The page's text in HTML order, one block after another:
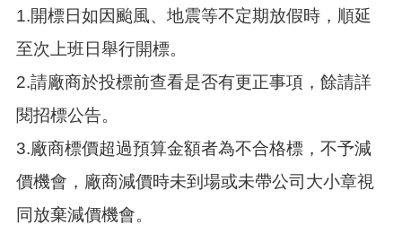
1.開標日如因颱風、地震等不定期放假時，順延
至次上班日舉行開標。
2.請廠商於投標前查看是否有更正事項，餘請詳
閱招標公告。
3.廠商標價超過預算金額者為不合格標，不予減
價機會，廠商減價時未到場或未帶公司大小章視
同放棄減價機會。